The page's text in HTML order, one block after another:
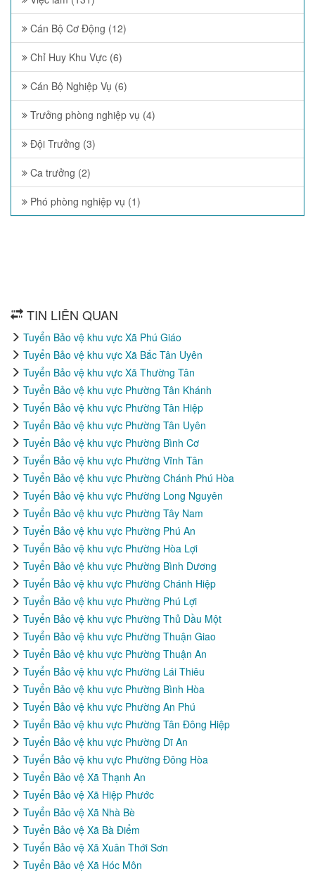
Cán Bộ Cơ Động (12)
Chỉ Huy Khu Vực (6)
Cán Bộ Nghiệp Vụ (6)
Trưởng phòng nghiệp vụ (4)
Đội Trưởng (3)
Ca trưởng (2)
Phó phòng nghiệp vụ (1)
TIN LIÊN QUAN
Tuyển Bảo vệ khu vực Xã Phú Giáo
Tuyển Bảo vệ khu vực Xã Bắc Tân Uyên
Tuyển Bảo vệ khu vực Xã Thường Tân
Tuyển Bảo vệ khu vực Phường Tân Khánh
Tuyển Bảo vệ khu vực Phường Tân Hiệp
Tuyển Bảo vệ khu vực Phường Tân Uyên
Tuyển Bảo vệ khu vực Phường Bình Cơ
Tuyển Bảo vệ khu vực Phường Vĩnh Tân
Tuyển Bảo vệ khu vực Phường Chánh Phú Hòa
Tuyển Bảo vệ khu vực Phường Long Nguyên
Tuyển Bảo vệ khu vực Phường Tây Nam
Tuyển Bảo vệ khu vực Phường Phú An
Tuyển Bảo vệ khu vực Phường Hòa Lợi
Tuyển Bảo vệ khu vực Phường Bình Dương
Tuyển Bảo vệ khu vực Phường Chánh Hiệp
Tuyển Bảo vệ khu vực Phường Phú Lợi
Tuyển Bảo vệ khu vực Phường Thủ Dầu Một
Tuyển Bảo vệ khu vực Phường Thuận Giao
Tuyển Bảo vệ khu vực Phường Thuận An
Tuyển Bảo vệ khu vực Phường Lái Thiêu
Tuyển Bảo vệ khu vực Phường Bình Hòa
Tuyển Bảo vệ khu vực Phường An Phú
Tuyển Bảo vệ khu vực Phường Tân Đông Hiệp
Tuyển Bảo vệ khu vực Phường Dĩ An
Tuyển Bảo vệ khu vực Phường Đông Hòa
Tuyển Bảo vệ Xã Thạnh An
Tuyển Bảo vệ Xã Hiệp Phước
Tuyển Bảo vệ Xã Nhà Bè
Tuyển Bảo vệ Xã Bà Điểm
Tuyển Bảo vệ Xã Xuân Thới Sơn
Tuyển Bảo vệ Xã Hóc Môn